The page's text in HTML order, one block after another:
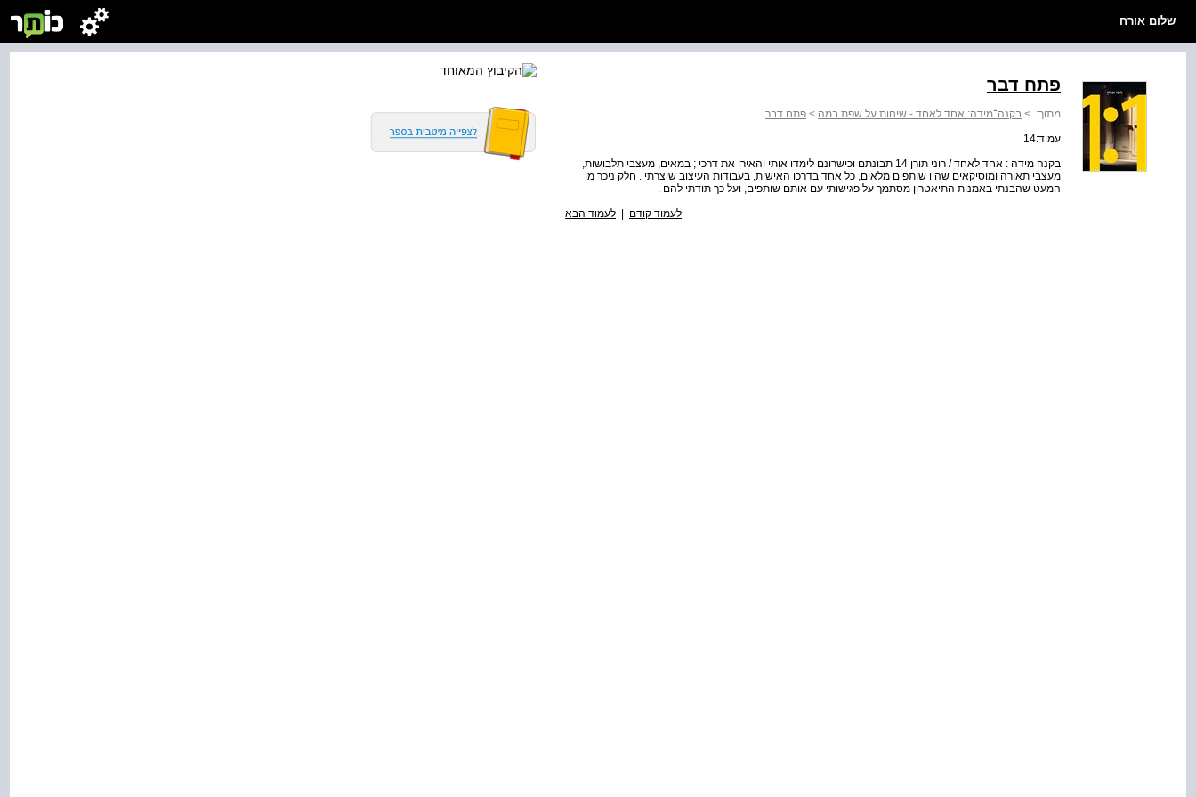
שלום אורח
פתח דבר
מתוך: > בקנה־מידה: אחד לאחד - שיחות על שפת במה > פתח דבר
עמוד:14
בקנה מידה : אחד לאחד / רוני תורן 14 תבונתם וכישרונם לימדו אותי והאירו את דרכי ; במאים, מעצבי תלבושות,
מעצבי תאורה ומוסיקאים שהיו שותפים מלאים, כל אחד בדרכו האישית, בעבודות העיצוב שיצרתי . חלק ניכר מן
המעט שהבנתי באמנות התיאטרון מסתמך על פגישותי עם אותם שותפים, ועל כך תודתי להם .
לעמוד קודם | לעמוד הבא